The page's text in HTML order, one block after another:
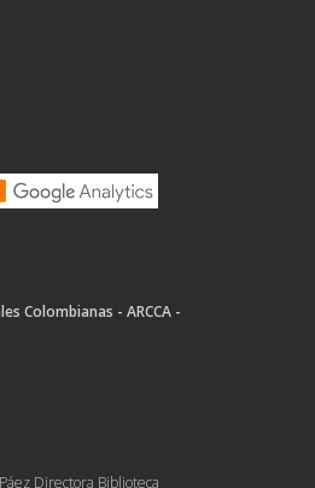
Colombianas - ARCCA -
Directora Biblioteca